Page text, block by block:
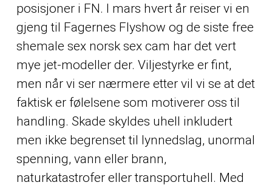
posisjoner i FN. I mars hvert år reiser vi en
gjeng til Fagernes Flyshow og de siste free
shemale sex norsk sex cam har det vert
mye jet-modeller der. Viljestyrke er fint,
men når vi ser nærmere etter vil vi se at det
faktisk er følelsene som motiverer oss til
handling. Skade skyldes uhell inkludert
men ikke begrenset til lynnedslag, unormal
spenning, vann eller brann,
naturkatastrofer eller transportuhell. Med